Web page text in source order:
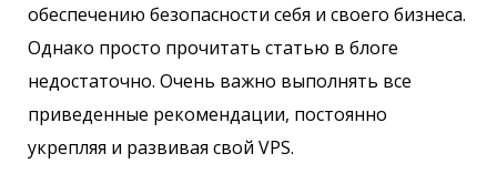
обеспечению безопасности себя и своего бизнеса.
Однако просто прочитать статью в блоге
недостаточно. Очень важно выполнять все
приведенные рекомендации, постоянно
укрепляя и развивая свой VPS.